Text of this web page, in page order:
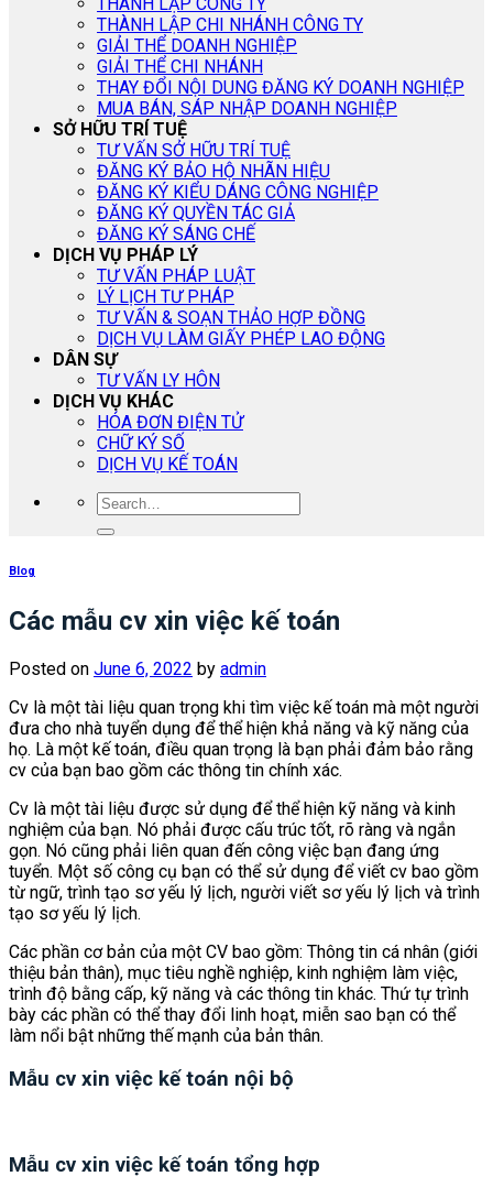
THÀNH LẬP CHI NHÁNH CÔNG TY
GIẢI THỂ DOANH NGHIỆP
GIẢI THỂ CHI NHÁNH
THAY ĐỔI NỘI DUNG ĐĂNG KÝ DOANH NGHIỆP
MUA BÁN, SÁP NHẬP DOANH NGHIỆP
SỞ HỮU TRÍ TUỆ
TƯ VẤN SỞ HỮU TRÍ TUỆ
ĐĂNG KÝ BẢO HỘ NHÃN HIỆU
ĐĂNG KÝ KIỂU DÁNG CÔNG NGHIỆP
ĐĂNG KÝ QUYỀN TÁC GIẢ
ĐĂNG KÝ SÁNG CHẾ
DỊCH VỤ PHÁP LÝ
TƯ VẤN PHÁP LUẬT
LÝ LỊCH TƯ PHÁP
TƯ VẤN & SOẠN THẢO HỢP ĐỒNG
DỊCH VỤ LÀM GIẤY PHÉP LAO ĐỘNG
DÂN SỰ
TƯ VẤN LY HÔN
DỊCH VỤ KHÁC
HÓA ĐƠN ĐIỆN TỬ
CHỮ KÝ SỐ
DỊCH VỤ KẾ TOÁN
Blog
Các mẫu cv xin việc kế toán
Posted on June 6, 2022 by admin
Cv là một tài liệu quan trọng khi tìm việc kế toán mà một người
đưa cho nhà tuyển dụng để thể hiện khả năng và kỹ năng của
họ. Là một kế toán, điều quan trọng là bạn phải đảm bảo rằng
cv của bạn bao gồm các thông tin chính xác.
Cv là một tài liệu được sử dụng để thể hiện kỹ năng và kinh
nghiệm của bạn. Nó phải được cấu trúc tốt, rõ ràng và ngắn
gọn. Nó cũng phải liên quan đến công việc bạn đang ứng
tuyển. Một số công cụ bạn có thể sử dụng để viết cv bao gồm
từ ngữ, trình tạo sơ yếu lý lịch, người viết sơ yếu lý lịch và trình
tạo sơ yếu lý lịch.
Các phần cơ bản của một CV bao gồm: Thông tin cá nhân (giới
thiệu bản thân), mục tiêu nghề nghiệp, kinh nghiệm làm việc,
trình độ bằng cấp, kỹ năng và các thông tin khác. Thứ tự trình
bày các phần có thể thay đổi linh hoạt, miễn sao bạn có thể
làm nổi bật những thế mạnh của bản thân.
Mẫu cv xin việc kế toán nội bộ
Mẫu cv xin việc kế toán tổng hợp